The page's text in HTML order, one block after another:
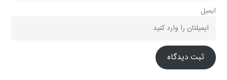
ایمیل
ثبت دیدگاه